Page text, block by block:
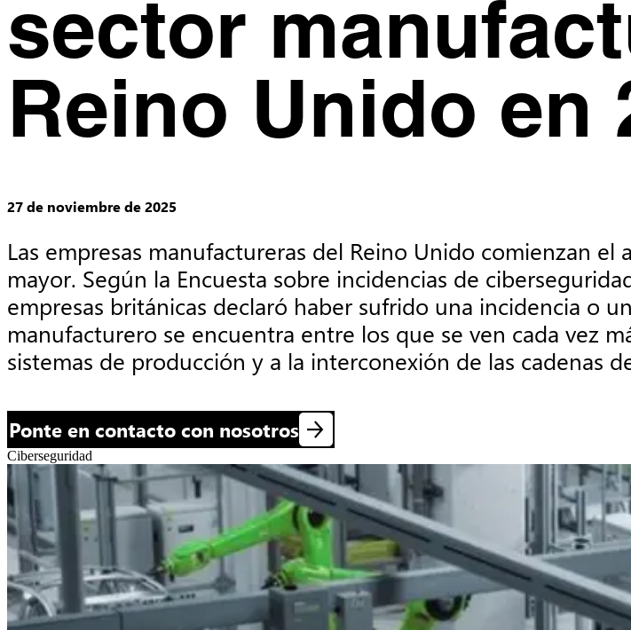
sector
Reino Unido en
27 de noviembre de 2025
Las empresas manufactureras del Reino Unido comienzan
mayor. Según la Encuesta sobre incidencias de
empresas británicas declaró haber sufrido una incidencia o
manufacturero se encuentra entre los que se ven cada vez
sistemas de producción y a la interconexión de las cadenas
Ponte en contacto con nosotros
Ciberseguridad